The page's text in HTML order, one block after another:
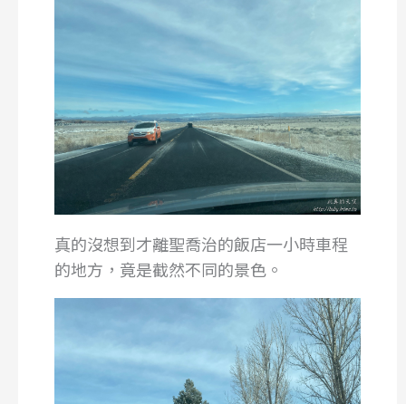
真的沒想到才離聖喬治的飯店一小時車程
的地方，竟是截然不同的景色。